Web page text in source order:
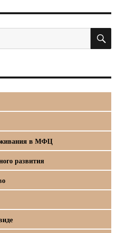
в МФЦ
развития